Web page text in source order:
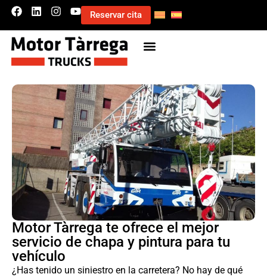
Reservar cita
Motor Tàrrega te ofrece el mejor
servicio de chapa y pintura para tu
vehículo
¿Has tenido un siniestro en la carretera? No hay de qué